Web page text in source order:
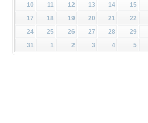
10
11 12 13 14 15
17
18 19 20 21 22
24
25 26 27 28 29
31
1 2 3 4 5